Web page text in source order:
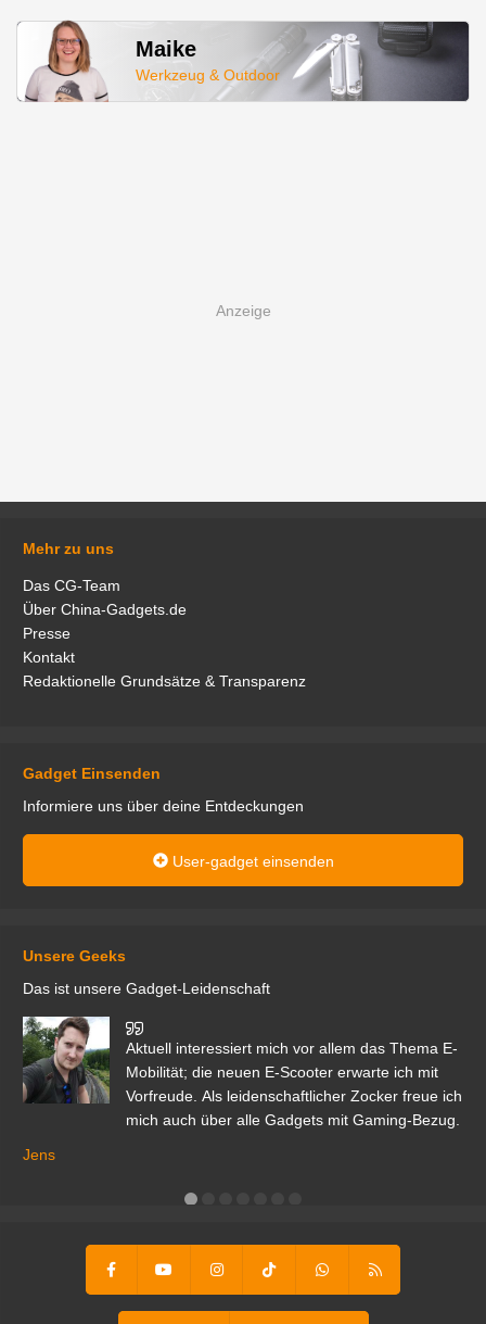
Maike
Werkzeug & Outdoor
Mehr zu uns
Das CG-Team
Über China-Gadgets.de
Presse
Kontakt
Redaktionelle Grundsätze & Transparenz
Gadget Einsenden
Informiere uns über deine Entdeckungen
User-gadget einsenden
Unsere Geeks
Das ist unsere Gadget-Leidenschaft
Aktuell interessiert mich vor allem das Thema E-
Mobilität; die neuen E-Scooter erwarte ich mit
Vorfreude. Als leidenschaftlicher Zocker freue ich
mich auch über alle Gadgets mit Gaming-Bezug.
Jens